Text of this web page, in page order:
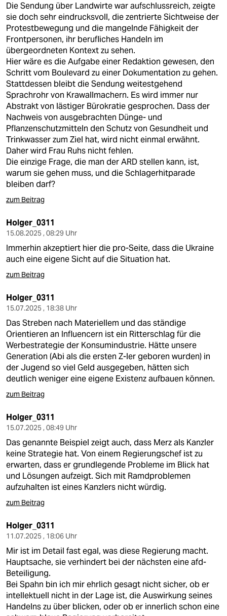
Die Sendung über Landwirte war aufschlussreich, zeigte
sie doch sehr eindrucksvoll, die zentrierte Sichtweise der
Protestbewegung und die mangelnde Fähigkeit der
Frontpersonen, ihr berufliches Handeln im
übergeordneten Kontext zu sehen.
Hier wäre es die Aufgabe einer Redaktion gewesen, den
Schritt vom Boulevard zu einer Dokumentation zu gehen.
Stattdessen bleibt die Sendung weitestgehend
Sprachrohr von Krawallmachern. Es wird immer nur
Abstrakt von lästiger Bürokratie gesprochen. Dass der
Nachweis von ausgebrachten Dünge- und
Pflanzenschutzmitteln den Schutz von Gesundheit und
Trinkwasser zum Ziel hat, wird nicht einmal erwähnt.
Daher wird Frau Ruhs nicht fehlen.
Die einzige Frage, die man der ARD stellen kann, ist,
warum sie gehen muss, und die Schlagerhitparade
bleiben darf?
zum Beitrag
Holger_0311
15.08.2025 , 08:29 Uhr
Immerhin akzeptiert hier die pro-Seite, dass die Ukraine
auch eine eigene Sicht auf die Situation hat.
zum Beitrag
Holger_0311
15.07.2025 , 18:38 Uhr
Das Streben nach Materiellem und das ständige
Orientieren an Influencern ist ein Ritterschlag für die
Werbestrategie der Konsumindustrie. Hätte unsere
Generation (Abi als die ersten Z-ler geboren wurden) in
der Jugend so viel Geld ausgegeben, hätten sich
deutlich weniger eine eigene Existenz aufbauen können.
zum Beitrag
Holger_0311
15.07.2025 , 08:49 Uhr
Das genannte Beispiel zeigt auch, dass Merz als Kanzler
keine Strategie hat. Von einem Regierungschef ist zu
erwarten, dass er grundlegende Probleme im Blick hat
und Lösungen aufzeigt. Sich mit Ramdproblemen
aufzuhalten ist eines Kanzlers nicht würdig.
zum Beitrag
Holger_0311
11.07.2025 , 18:06 Uhr
Mir ist im Detail fast egal, was diese Regierung macht.
Hauptsache, sie verhindert bei der nächsten eine afd-
Beteiligung.
Bei Spahn bin ich mir ehrlich gesagt nicht sicher, ob er
intellektuell nicht in der Lage ist, die Auswirkung seines
Handelns zu über blicken, oder ob er innerlich schon eine